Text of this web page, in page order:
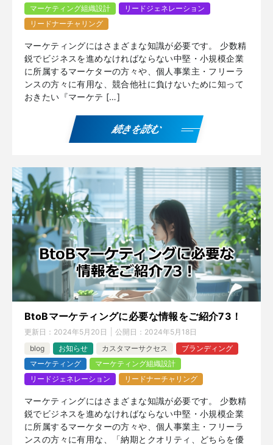
マーケティング組織設計
リードジェネレーション
リードナーチャリング
マーケティングにはさまざまな知識が必要です。 少数精
鋭でビジネスを進めなければならない中堅・小規模企業
に所属するマーケターの方々や、個人事業主・フリーラ
ンスの方々に有用な、競合他社に負けないために知って
おきたい『マーケテ […]
続きを読む
BtoBマーケティングに必要な情報をご紹介73！
更新日： 2024年5月20日 公開日： 2024年5月18日
blog
お知らせ カスタマーサクセス
ブランディング
マーケティング
マーケティング組織設計
リードジェネレーション
リードナーチャリング
マーケティングにはさまざまな知識が必要です。 少数精
鋭でビジネスを進めなければならない中堅・小規模企業
に所属するマーケターの方々や、個人事業主・フリーラ
ンスの方々に有用な、「納期とクオリティ、どちらを優